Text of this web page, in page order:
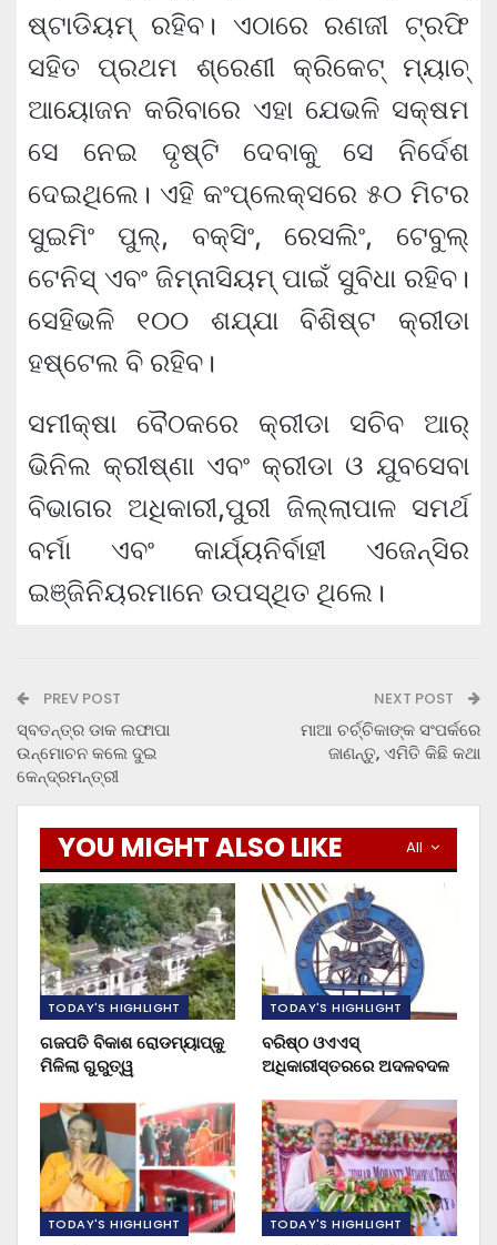
ଷ୍ଟାଡିୟମ୍ ରହିବ। ଏଠାରେ ରଣଜୀ ଟ୍ରଫି
ସହିତ ପ୍ରଥମ ଶ୍ରେଣୀ କ୍ରିକେଟ୍ ମ୍ୟାଚ୍
ଆୟୋଜନ କରିବାରେ ଏହା ଯେଭଳି ସକ୍ଷମ
ସେ ନେଇ ଦୃଷ୍ଟି ଦେବାକୁ ସେ ନିର୍ଦେଶ
ଦେଇଥିଲେ। ଏହି କଂପ୍ଲେକ୍ସରେ ୫୦ ମିଟର
ସୁଇମିଂ ପୁଲ୍, ବକ୍ସିଂ, ରେସଲିଂ, ଟେବୁଲ୍
ଟେନିସ୍ ଏବଂ ଜିମ୍ନାସିୟମ୍ ପାଇଁ ସୁବିଧା ରହିବ।
ସେହିଭଳି ୧୦୦ ଶଯ୍ଯା ବିଶିଷ୍ଟ କ୍ରୀଡା
ହଷ୍ଟେଲ ବି ରହିବ।
ସମୀକ୍ଷା ବୈଠକରେ କ୍ରୀଡା ସଚିବ ଆର୍
ଭିନିଲ କ୍ରୀଷ୍ଣା ଏବଂ କ୍ରୀଡା ଓ ଯୁବସେବା
ବିଭାଗର ଅଧିକାରୀ,ପୁରୀ ଜିଲ୍ଲାପାଳ ସମର୍ଥ
ବର୍ମା ଏବଂ କାର୍ଯ୍ୟନିର୍ବାହୀ ଏଜେନ୍ସିର
ଇଞ୍ଜିନିୟରମାନେ ଉପସ୍ଥିତ ଥିଲେ।
PREV POST
ସ୍ବତନ୍ତ୍ର ଡାକ ଲଫାପା
ଉନ୍ମୋଚନ କଲେ ଦୁଇ
କେନ୍ଦ୍ରମନ୍ତ୍ରୀ
NEXT POST
ମାଆ ଚର୍ଚ୍ଚିକାଙ୍କ ସଂପର୍କରେ
ଜାଣନ୍ତୁ, ଏମିତି କିଛି କଥା
All
YOU MIGHT ALSO LIKE
TODAY'S HIGHLIGHT
ଗଜପତି ବିକାଶ ରୋଡମ୍ୟାପ୍‌କୁ
ମିଳିଲା ଗୁରୁତ୍ୱ
TODAY'S HIGHLIGHT
ବରିଷ୍ଠ ଓଏଏସ୍‌
ଅଧିକାରୀସ୍ତରରେ ଅଦଳବଦଳ
TODAY'S HIGHLIGHT TODAY'S HIGHLIGHT